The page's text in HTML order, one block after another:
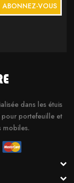
ABONNEZ-VOUS
dans les étuis
portefeuille et
mobiles.